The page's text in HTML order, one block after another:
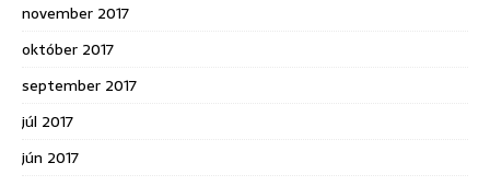
november 2017
október 2017
september 2017
júl 2017
jún 2017